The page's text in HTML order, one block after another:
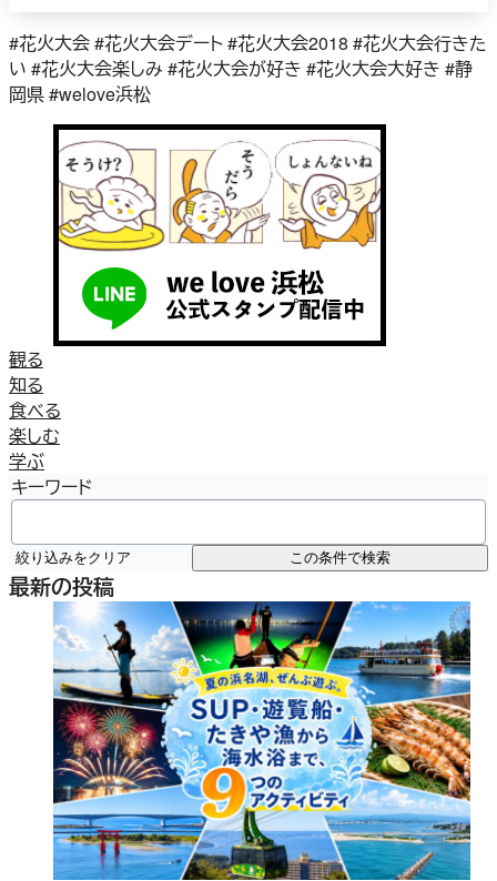
#花火大会 #花火大会デート #花火大会2018 #花火大会行きた
い #花火大会楽しみ #花火大会が好き #花火大会大好き #静
岡県 #welove浜松
観る
知る
食べる
楽しむ
学ぶ
キーワード
絞り込みをクリア この条件で検索
最新の投稿